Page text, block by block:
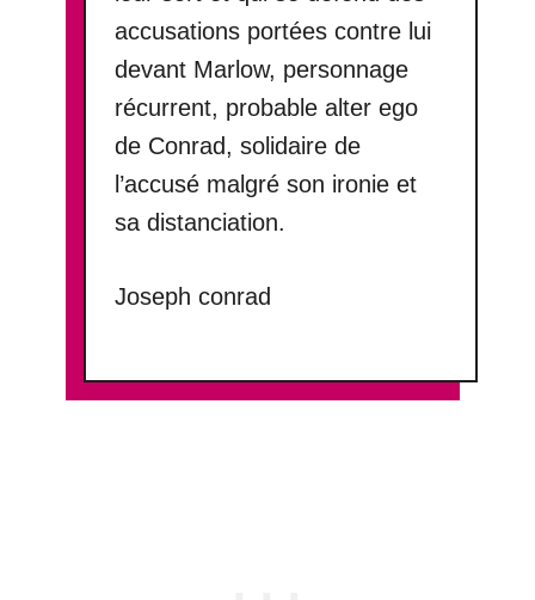
accusations portées contre lui
devant Marlow, personnage
récurrent, probable alter ego
de Conrad, solidaire de
l’accusé malgré son ironie et
sa distanciation.
Joseph conrad